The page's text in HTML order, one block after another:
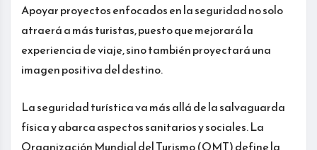
Apoyar proyectos enfocados en la seguridad no solo
atraerá a más turistas, puesto que mejorará la
experiencia de viaje, sino también proyectará una
imagen positiva del destino.
La seguridad turística va más allá de la salvaguarda
física y abarca aspectos sanitarios y sociales. La
Organización Mundial del Turismo (OMT) define la